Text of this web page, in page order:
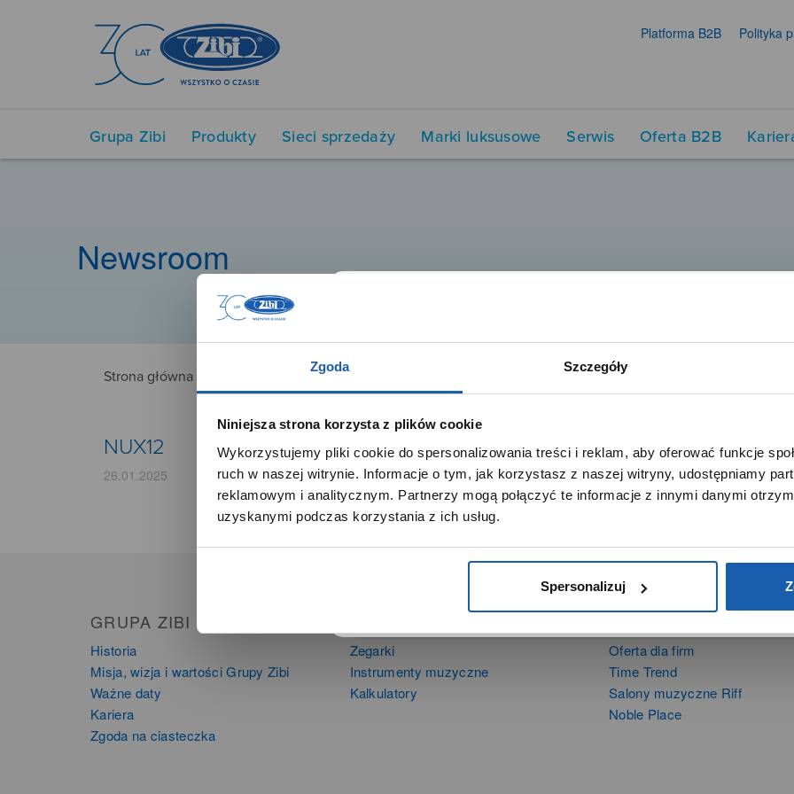
Zgoda Szczegóły
Niniejsza strona korzysta z plików cookie
Wykorzystujemy pliki cookie do spersonalizowania treści i reklam, aby oferować funkcje
ruch w naszej witrynie. Informacje o tym, jak korzystasz z naszej witryny, udostępniamy
reklamowym i analitycznym. Partnerzy mogą połączyć te informacje z innymi danymi
uzyskanymi podczas korzystania z ich usług.
Spersonalizuj
Platforma B2B Polityka
Grupa Zibi Produkty Sieci sprzedaży Marki luksusowe Serwis Oferta B2B
Newsroom
Strona główna
NUX12
26.01.2025
GRUPA ZIBI
Historia
Misja, wizja i wartości Grupy Zibi
Ważne daty
Kariera
Zgoda na ciasteczka
Zegarki
Instrumenty muzyczne
Kalkulatory
Oferta dla firm
Time Trend
Salony muzyczne Riff
Noble Place
SZANOWNA UŻYTKOWNICZKO
Używamy plików cookie w celach analitycznych, statystycznych
marketingowych, w tym aby analizować ruch w tej witrynie,
optymalizować jej działanie oraz zapamiętywać Twoje preferencje.
DOWIEDZ SIĘ WIĘCEJ PRZEJDŹ DO SERWISU